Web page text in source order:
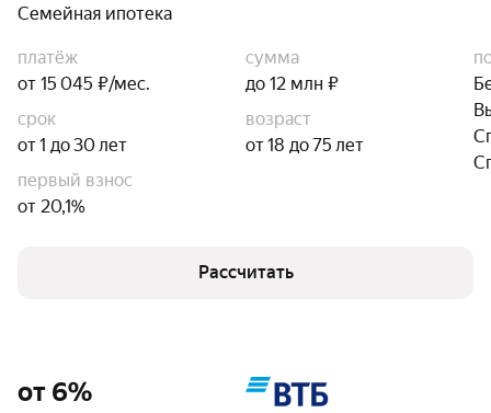
Семейная ипотека
платёж
от 15 045 ₽/мес.
сумма
до 12 млн ₽
срок
от 1 до 30 лет
возраст
от 18 до 75 лет
первый взнос
от 20,1%
Рассчитать
от 6%